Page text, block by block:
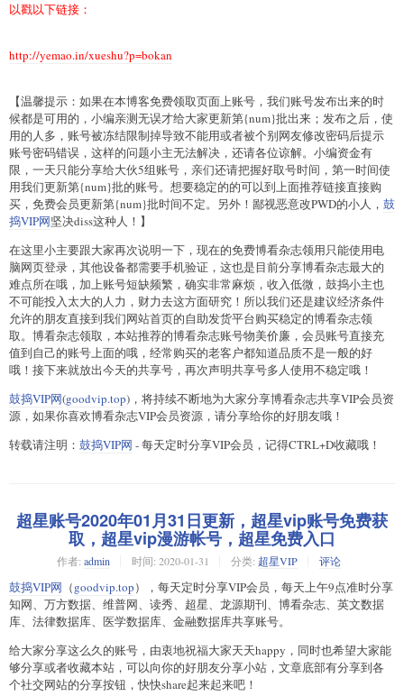
以戳以下链接：
http://yemao.in/xueshu?p=bokan
【温馨提示：如果在本博客免费领取页面上账号，我们账号发布出来的时
候都是可用的，小编亲测无误才给大家更新第{num}批出来；发布之后，使
用的人多，账号被冻结限制掉导致不能用或者被个别网友修改密码后提示
账号密码错误，这样的问题小主无法解决，还请各位谅解。小编资金有
限，一天只能分享给大伙5组账号，亲们还请把握好取号时间，第一时间使
用我们更新第{num}批的账号。想要稳定的的可以到上面推荐链接直接购
买，免费会员更新第{num}批时间不定。另外！鄙视恶意改PWD的小人， 鼓
捣VIP网坚决diss这种人！】
在这里小主要跟大家再次说明一下，现在的免费博看杂志领用只能使用电
脑网页登录，其他设备都需要手机验证，这也是目前分享博看杂志最大的
难点所在哦，加上账号短缺频繁，确实非常麻烦，收入低微，鼓捣小主也
不可能投入太大的人力，财力去这方面研究！所以我们还是建议经济条件
允许的朋友直接到我们网站首页的自助发货平台购买稳定的博看杂志领
取。博看杂志领取，本站推荐的博看杂志账号物美价廉，会员账号直接充
值到自己的账号上面的哦，经常购买的老客户都知道品质不是一般的好
哦！接下来就放出今天的共享号，再次声明共享号多人使用不稳定哦！
鼓捣VIP网(goodvip.top)，将持续不断地为大家分享博看杂志共享VIP会员资
源，如果你喜欢博看杂志VIP会员资源，请分享给你的好朋友哦！
转载请注明： 鼓捣VIP网 - 每天定时分享VIP会员，记得CTRL+D收藏哦！
超星账号2020年01月31日更新，超星vip账号免费获
取，超星vip漫游帐号，超星免费入口
作者: admin 时间: 2020-01-31 分类: 超星VIP 评论
鼓捣VIP网 （goodvip.top），每天定时分享VIP会员，每天上午9点准时分享
知网、万方数据、维普网、读秀、超星、龙源期刊、博看杂志、英文数据
库、法律数据库、医学数据库、金融数据库共享账号。
给大家分享这么久的账号，由衷地祝福大家天天happy，同时也希望大家能
够分享或者收藏本站，可以向你的好朋友分享小站，文章底部有分享到各
个社交网站的分享按钮，快快share起来起来吧！